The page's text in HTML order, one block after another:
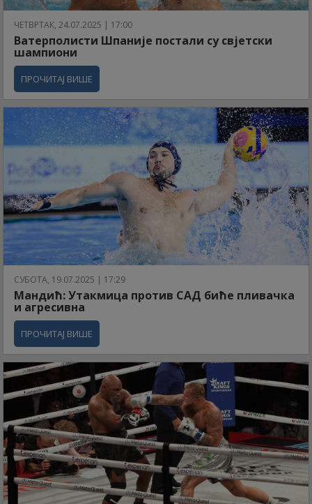
ЧЕТВРТАК, 24.07.2025 | 17:00
Ватерполисти Шпаније постали су свјетски
шампиони
ПРОЧИТАЈ ВИШЕ
СУБОТА, 19.07.2025 | 17:29
Мандић: Утакмица против САД биће пливачка
и агресивна
ПРОЧИТАЈ ВИШЕ